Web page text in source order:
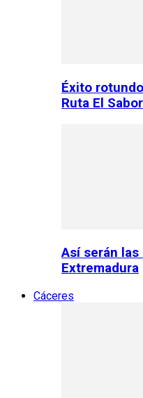
Éxito
Ruta El
Así serán las
Extremadura
Cáceres